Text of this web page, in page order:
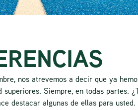
nos atrevemos a decir que ya
Siempre, en todas partes.
destacar algunas de ellas para